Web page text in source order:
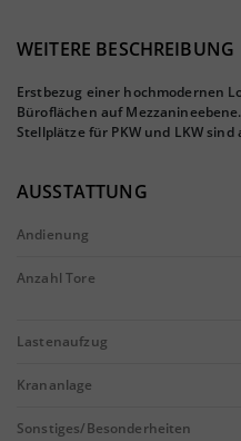
WEITERE BESCHREIBUNG
Erstbezug einer hochmodernen
Büroflächen auf Mezzanineebene.
Stellplätze für PKW und LKW
AUSSTATTUNG
Andienung
Anzahl Tore
Lastenaufzug
Krananlage
Sonstiges/Besonderheiten